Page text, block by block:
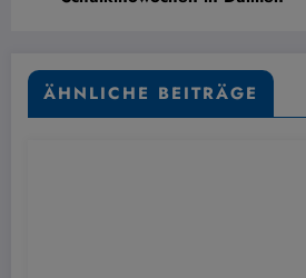
ÄHNLICHE BEITRÄGE